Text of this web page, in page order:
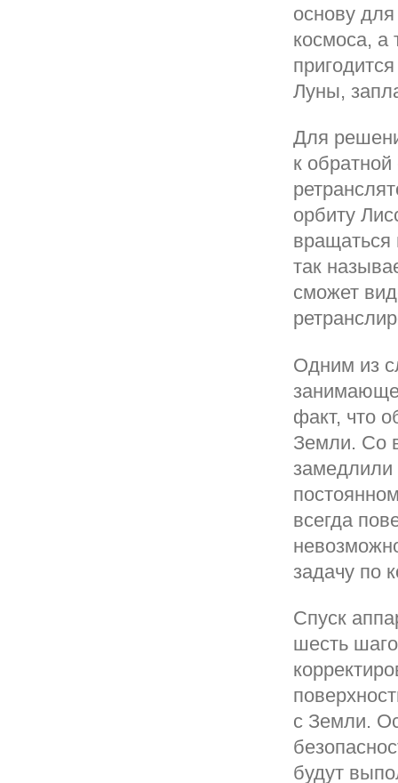
основу
космоса, а
Луны,
Для
к
орбиту
вращаться
так
сможет
Одним из
факт, что
Земли. Со
замедлили
всегда
задачу по
Спуск
шесть
с Земли.
будут